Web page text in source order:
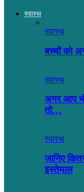
स्वास्थ
स्वास्थ
बच्चों को
स्वास्थ
अगर आप भी
तो…
स्वास्थ
जानिए
इस्तेमाल